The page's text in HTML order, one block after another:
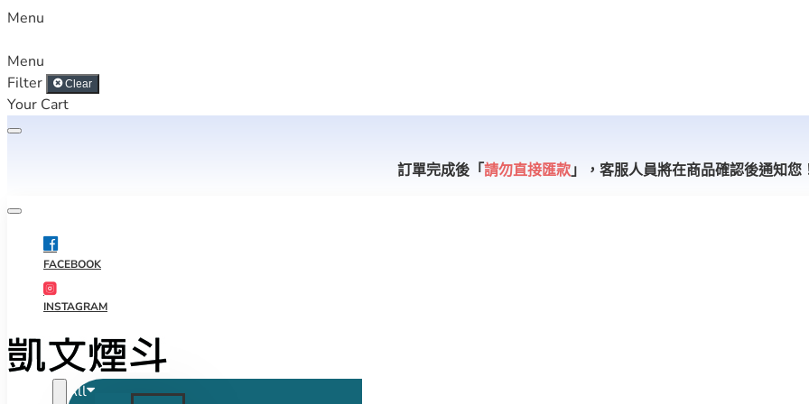
Menu
Menu
Filter
Clear
Your Cart
訂單完成後「請勿直接匯款 」， 客服人員將在商品確認後通知您
FACEBOOK
INSTAGRAM
All